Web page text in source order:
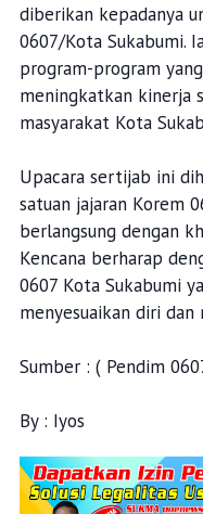
diberikan kepadanya
0607/Kota Sukabumi.
program-program
meningkatkan kinerja
masyarakat Kota
Upacara sertijab ini
satuan jajaran Korem
berlangsung dengan
Kencana berharap
0607 Kota Sukabumi
menyesuaikan diri
Sumber : ( Pendim
By : Iyos